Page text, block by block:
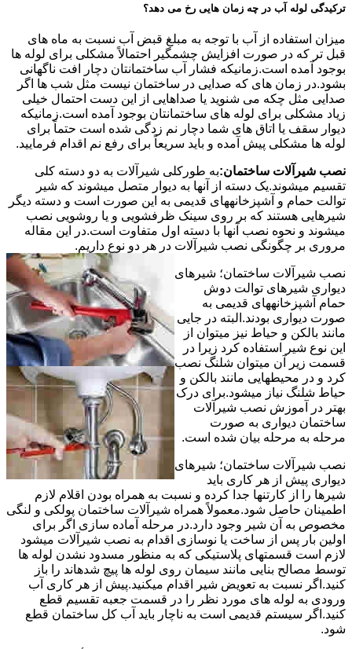
ترکیدگی لوله آب در چه زمان هایی رخ می دهد؟
میزان استفاده از آب با توجه به مبلغ قبض آب نسبت به ماه های
قبل تر که در صورت افزایش چشمگیر احتمالاً مشکلی برای لوله ها
بوجود آمده است.زمانیکه فشار آب ساختمانتان دچار افت ناگهانی
بشود.در زمان های که صدایی در ساختمان نیست مثل شب ها اگر
صدایی مثل چکه می شنوید یا صداهایی از این دست احتمال خیلی
زیاد مشکلی برای لوله های ساختمانتان بوجود آمده است.زمانیکه
دیوار سقف یا اتاق های شما دچار نم زدگی شده است حتماً برای
لوله ها مشکلی پیش آمده و باید سریعاً برای رفع نم اقدام فرمایید.
نصب شیرآلات ساختمان:به طورکلی شیرآلات به دو دسته کلی
تقسیم میشوند.یک دسته از آنها به دیوار متصل میشوند که شیر
توالت حمام و آشپزخانههای قدیمی به این صورت است و دسته دیگر
شیرهایی هستند که بر روی سینک ظرفشویی و یا روشویی نصب
میشوند و نحوه نصب آنها با دسته اول متفاوت است.در این مقاله
مروری بر چگونگی نصب شیرآلات در هر دو نوع داریم.
نصب شیرآلات ساختمان؛ شیرهای
دیواری شیرهای توالت دوش
حمام آشپزخانههای قدیمی به
صورت دیواری بودند.البته در جایی
مانند بالکن و حیاط نیز میتوان از
این نوع شیر استفاده کرد زیرا در
قسمت زیر آن میتوان شلنگ نصب
کرد و در محیطهایی مانند بالکن و
حیاط شلنگ نیاز میشود.برای درک
بهتر در آموزش نصب شیرآلات
ساختمان دیواری به صورت
مرحله به مرحله بیان شده است.
نصب شیرآلات ساختمان؛ شیرهای
دیواری پیش از هر کاری باید
شیرها را از کارتنها جدا کرده و نسبت به همراه بودن اقلام لازم
اطمینان حاصل شود.معمولاً همراه شیرآلات ساختمان پولکی و لنگی
مخصوص به آن شیر وجود دارد.در مرحله آماده سازی اگر برای
اولین بار پس از ساخت یا نوسازی اقدام به نصب شیرآلات میشود
لازم است قسمتهای پلاستیکی که به منظور مسدود نشدن لوله ها
توسط مصالح بنایی مانند سیمان روی لوله ها پیچ شدهاند را باز
کنید.اگر نسبت به تعویض شیر اقدام میکنید.پیش از هر کاری آب
ورودی به لوله های مورد نظر را در قسمت جعبه تقسیم قطع
کنید.اگر سیستم قدیمی است به ناچار باید آب کل ساختمان قطع
شود.